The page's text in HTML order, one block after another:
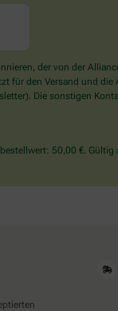
der von der
für den Versand und
Die sonstigen
50,00 €.